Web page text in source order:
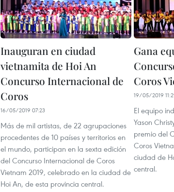
Inauguran en ciudad
vietnamita de Hoi An
Concurso Internacional de
Coros
16/05/2019 07:23
Más de mil artistas, de 22 agrupaciones
procedentes de 10 países y territorios en
el mundo, participan en la sexta edición
del Concurso Internacional de Coros
Vietnam 2019, celebrado en la ciudad de
Hoi An, de esta provincia central.
Gana
Coros
19/05/2019
El equipo
Yason
premio del
Coros
ciudad de
central.